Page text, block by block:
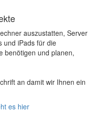
auszustatten, Server
und iPads für die
benötigen und planen,
an damit wir Ihnen ein
es hier